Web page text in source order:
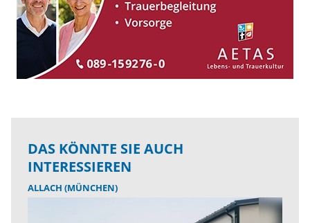
DAS KÖNNTE SIE AUCH
INTERESSIEREN
ALLACH (MÜNCHEN)